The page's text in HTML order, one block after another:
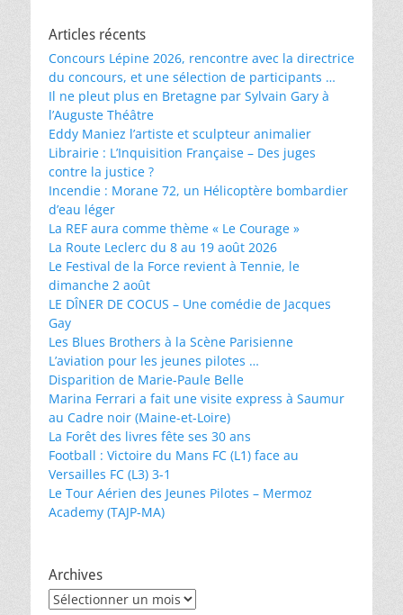
Articles récents
Concours Lépine 2026, rencontre avec la directrice
du concours, et une sélection de participants …
Il ne pleut plus en Bretagne par Sylvain Gary à
l’Auguste Théâtre
Eddy Maniez l’artiste et sculpteur animalier
Librairie : L’Inquisition Française – Des juges
contre la justice ?
Incendie : Morane 72, un Hélicoptère bombardier
d’eau léger
La REF aura comme thème « Le Courage »
La Route Leclerc du 8 au 19 août 2026
Le Festival de la Force revient à Tennie, le
dimanche 2 août
LE DÎNER DE COCUS – Une comédie de Jacques
Gay
Les Blues Brothers à la Scène Parisienne
L’aviation pour les jeunes pilotes …
Disparition de Marie-Paule Belle
Marina Ferrari a fait une visite express à Saumur
au Cadre noir (Maine-et-Loire)
La Forêt des livres fête ses 30 ans
Football : Victoire du Mans FC (L1) face au
Versailles FC (L3) 3-1
Le Tour Aérien des Jeunes Pilotes – Mermoz
Academy (TAJP-MA)
Archives
Archives